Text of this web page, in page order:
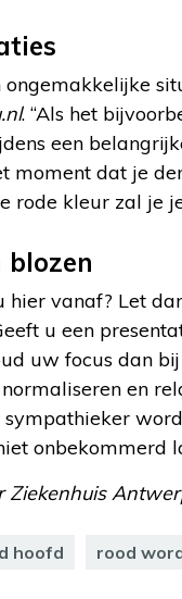
. “Als het
een
moment dat je
rode kleur zal je
hier vanaf? Let
u een
uw focus dan
en
onbekommerd
Ziekenhuis
hoofd rood